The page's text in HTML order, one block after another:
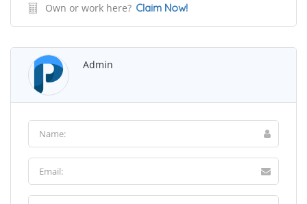
Own or work here? Claim Now!
Admin